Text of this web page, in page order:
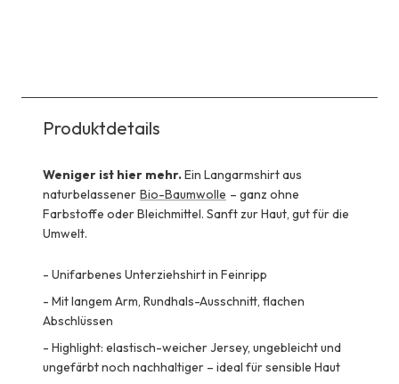
Produktdetails
Weniger ist hier mehr.Ein Langarmshirt aus
naturbelassener Bio-Baumwolle – ganz ohne
Farbstoffe oder Bleichmittel. Sanft zur Haut, gut für die
Umwelt.
- Unifarbenes Unterziehshirt in Feinripp
- Mit langem Arm, Rundhals-Ausschnitt, flachen
Abschlüssen
- Highlight: elastisch-weicher Jersey, ungebleicht und
ungefärbt noch nachhaltiger – ideal für sensible Haut